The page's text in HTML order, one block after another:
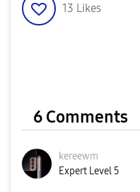
13 Likes
6 Comments
kereewm
Expert Level 5